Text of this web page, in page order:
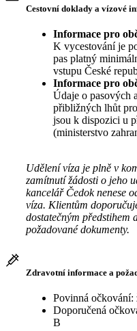
Cestovní doklady a vízové
Informace pro
K vycestování je
pas platný
vstupu České
Informace pro
Údaje o pasových
přibližných lhůt
jsou k dispozici u
(ministerstvo
Udělení víza je plně v
zamítnutí žádosti o jeho
kancelář Čedok nenese
víza. Klientům
dostatečným předstihem
požadované dokumenty.
Zdravotní informace a
Povinná očkování:
Doporučená
B